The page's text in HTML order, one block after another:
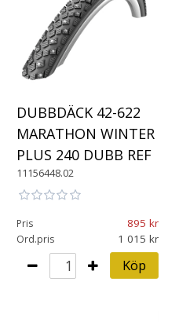
DUBBDÄCK 42-622
MARATHON WINTER
PLUS 240 DUBB REF
11156448.02
Pris 895
Ord.pris 1 015
Köp